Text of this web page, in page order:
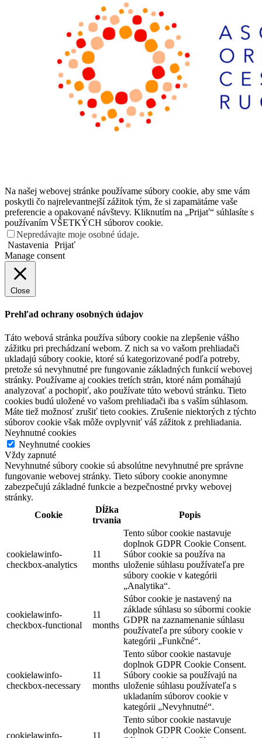
Na našej webovej stránke používame súbory cookie, aby sme vám
poskytli čo najrelevantnejší zážitok tým, že si zapamätáme vaše
preferencie a opakované návštevy. Kliknutím na „Prijať“ súhlasíte s
používaním VŠETKÝCH súborov cookie.
Nepredávajte moje osobné údaje.
Nastavenia
Prijať
Manage consent
Close
Prehľad ochrany osobných údajov
Táto webová stránka používa súbory cookie na zlepšenie vášho
zážitku pri prechádzaní webom. Z nich sa vo vašom prehliadači
ukladajú súbory cookie, ktoré sú kategorizované podľa potreby,
pretože sú nevyhnutné pre fungovanie základných funkcií webovej
stránky. Používame aj cookies tretích strán, ktoré nám pomáhajú
analyzovať a pochopiť, ako používate túto webovú stránku. Tieto
cookies budú uložené vo vašom prehliadači iba s vaším súhlasom.
Máte tiež možnosť zrušiť tieto cookies. Zrušenie niektorých z týchto
súborov cookie však môže ovplyvniť váš zážitok z prehliadania.
Neyhnutné cookies
Neyhnutné cookies
Vždy zapnuté
Nevyhnutné súbory cookie sú absolútne nevyhnutné pre správne
fungovanie webovej stránky. Tieto súbory cookie anonymne
zabezpečujú základné funkcie a bezpečnostné prvky webovej
stránky.
Cookie
Dĺžka
trvania
Popis
cookielawinfo-
checkbox-analytics
11
months
Tento súbor cookie nastavuje
doplnok GDPR Cookie Consent.
Súbor cookie sa používa na
uloženie súhlasu používateľa pre
súbory cookie v kategórii
„Analytika“.
cookielawinfo-
checkbox-functional
11
months
Súbor cookie je nastavený na
základe súhlasu so súbormi cookie
GDPR na zaznamenanie súhlasu
používateľa pre súbory cookie v
kategórii „Funkčné“.
cookielawinfo-
checkbox-necessary
11
months
Tento súbor cookie nastavuje
doplnok GDPR Cookie Consent.
Súbory cookie sa používajú na
uloženie súhlasu používateľa s
ukladaním súborov cookie v
kategórii „Nevyhnutné“.
cookielawinfo-
11
Tento súbor cookie nastavuje
doplnok GDPR Cookie Consent.